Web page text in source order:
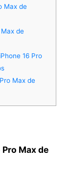
Max de
de
16 Pro
Max de
Max de